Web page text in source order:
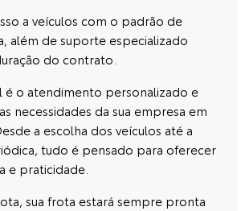
a veículos com o padrão de
além de suporte especializado
do contrato.
é o atendimento personalizado e
necessidades da sua empresa em
a escolha dos veículos até a
tudo é pensado para oferecer
e praticidade.
, sua frota estará sempre pronta